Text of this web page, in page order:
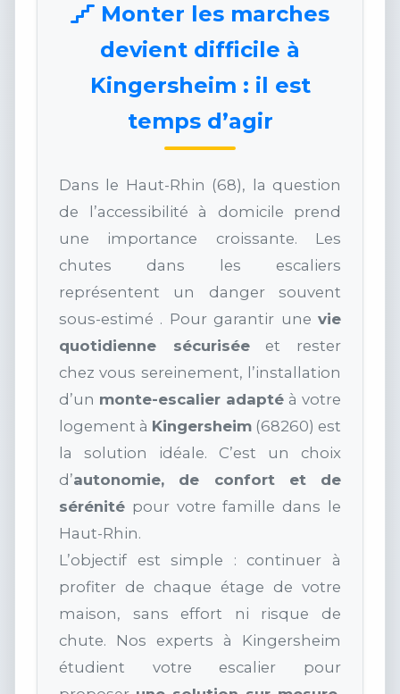
Monter les marches
devient difficile à
Kingersheim : il est
temps d’agir
Dans le Haut-Rhin (68), la question
de l’accessibilité à domicile prend
une importance croissante. Les
chutes dans les escaliers
représentent un danger souvent
sous-estimé . Pour garantir une vie
quotidienne sécuriséeet rester
chez vous sereinement, l’installation
d’un monte-escalier adapté à votre
logement à Kingersheim (68260) est
la solution idéale. C’est un choix
d’autonomie, de confort et de
sérénité pour votre famille dans le
Haut-Rhin.
L’objectif est simple : continuer à
profiter de chaque étage de votre
maison, sans effort ni risque de
chute. Nos experts à Kingersheim
étudient votre escalier pour